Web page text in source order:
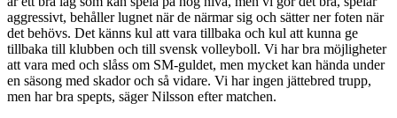
aggressivt, behåller lugnet när de närmar sig och sätter ner foten när
det behövs. Det känns kul att vara tillbaka och kul att kunna ge
tillbaka till klubben och till svensk volleyboll. Vi har bra möjligheter
att vara med och slåss om SM-guldet, men mycket kan hända under
en säsong med skador och så vidare. Vi har ingen jättebred trupp,
men har bra spepts, säger Nilsson efter matchen.